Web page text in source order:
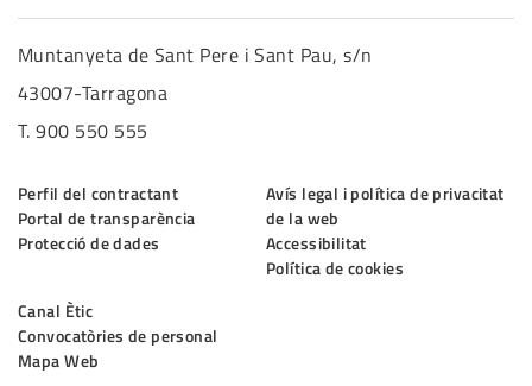
Muntanyeta de Sant Pere i Sant Pau, s/n
43007-Tarragona
T. 900 550 555
Perfil del contractant
Portal de transparència
Protecció de dades
Avís legal i política de privacitat
de la web
Accessibilitat
Política de cookies
Canal Ètic
Convocatòries de personal
Mapa Web